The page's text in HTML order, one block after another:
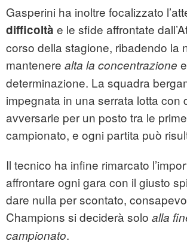
Gasperini ha inoltre focalizzato
difficoltà e le sfide affrontate
corso della stagione, ribadendo la
mantenere alta la concentrazione
determinazione. La squadra
impegnata in una serrata lotta con
avversarie per un posto tra le
campionato, e ogni partita può
Il tecnico ha infine rimarcato
affrontare ogni gara con il giusto
dare nulla per scontato,
Champions si deciderà solo alla
campionato.